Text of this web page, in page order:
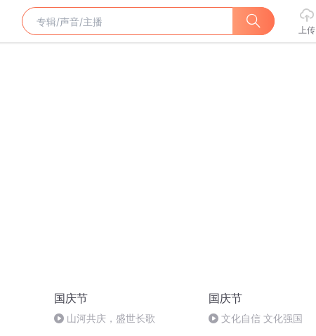
上传
国庆节
山河共庆，盛世长歌
国庆节
文化自信 文化强国